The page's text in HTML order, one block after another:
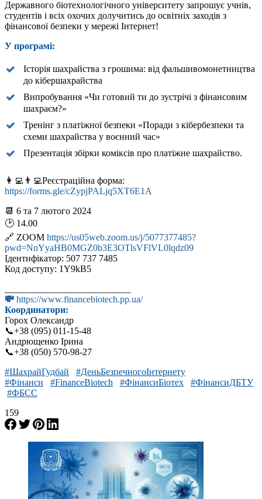
Державного біотехнологічного університету запрошує учнів,
студентів і всіх охочих долучитись до освітніх заходів з
фінансової безпеки у мережі Інтернет!
У програмі:
Історія шахрайства з грошима: від фальшивомонетництва
до кібершахрайства
Випробування «Чи готовий ти до зустрічі з фінансовим
шахраєм?»
Тренінг з платіжної безпеки «Поради з кібербезпеки та
схеми шахрайства у воєнний час»
Презентація збірки коміксів про платіжне шахрайство.
👩‍💻👨‍💻Реєстраційна форма:
https://forms.gle/cZypjPALjq5XT6E1A
📆 6 та 7 лютого 2024
🕑 14.00
🔗 ZOOM https://us05web.zoom.us/j/5077377485?
pwd=NnYyaHB0MGZ0b3E3OTlsVFlVL0lqdz09
Ідентифікатор: 507 737 7485
Код доступу: 1Y9kB5
💸 https://www.financebiotech.pp.ua/
Координатори:
Горох Олександр
📞+38 (095) 011-15-48
Андрющенко Ірина
📞+38 (050) 570-98-27
#ШахрайГудбай
#ДеньБезпечногоІнтернету
#Фінанси
#FinanceBiotech #ФінансиБіотех
#ФінансиДБТУ
#ФБСС
159